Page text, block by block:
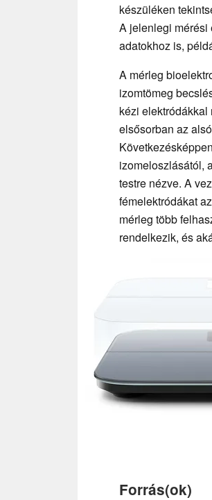
készüléken
A jelenlegi mérési
adatokhoz is,
A mérleg
izomtömeg
kézi
elsősorban az
izomeloszlásától,
testre nézve. A
fémelektródákat
mérleg több
rendelkezik, és
Forrás(ok)